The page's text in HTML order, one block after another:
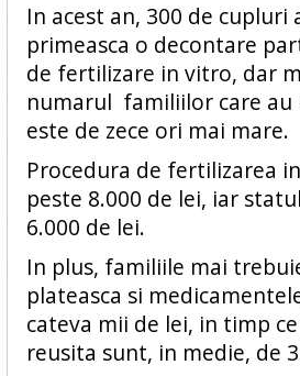
In acest an, 300 de cupluri
primeasca o decontare
de fertilizare in vitro, dar
numarul familiilor care au
este de zece ori mai mare.
Procedura de fertilizarea
peste 8.000 de lei, iar
6.000 de lei.
In plus, familiile mai
plateasca si
cateva mii de lei, in timp
reusita sunt, in medie, de